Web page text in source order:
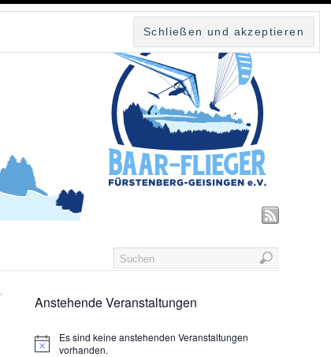
Anstehende Veranstaltungen
Es sind keine anstehenden Veranstaltungen
vorhanden.